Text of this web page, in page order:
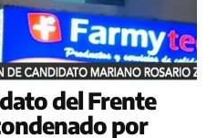
del Frente
por